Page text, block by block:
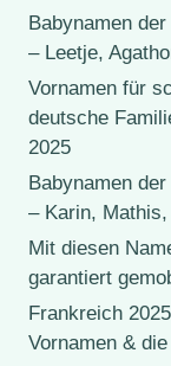
Babynamen
– Leetje,
Vornamen für
deutsche
2025
Babynamen
– Karin,
Mit diesen
garantiert
Frankreich
Vornamen &